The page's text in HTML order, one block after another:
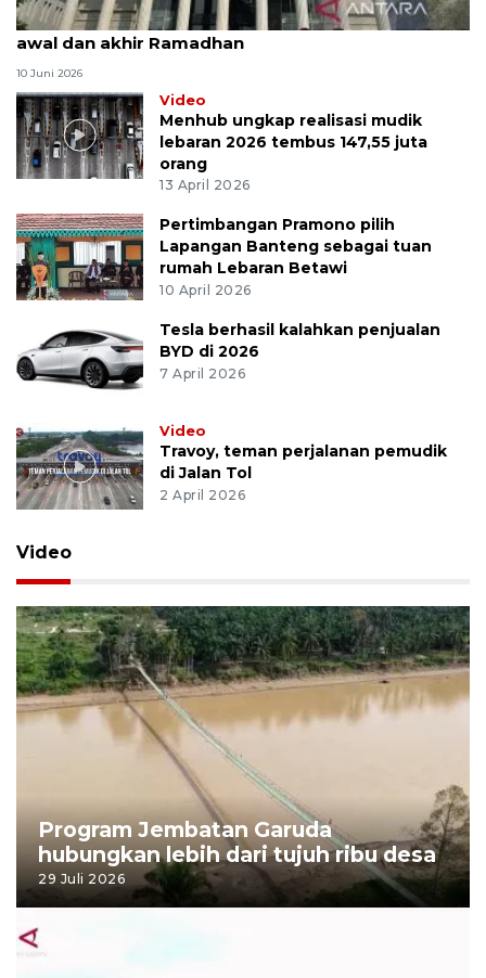
MK uji materi UU Peradilan Agama perihal isbat
awal dan akhir Ramadhan
10 Juni 2026
Video
Menhub ungkap realisasi mudik
lebaran 2026 tembus 147,55 juta
orang
13 April 2026
Pertimbangan Pramono pilih
Lapangan Banteng sebagai tuan
rumah Lebaran Betawi
10 April 2026
Tesla berhasil kalahkan penjualan
BYD di 2026
7 April 2026
Video
Travoy, teman perjalanan pemudik
di Jalan Tol
2 April 2026
Video
Program Jembatan Garuda
hubungkan lebih dari tujuh ribu desa
29 Juli 2026